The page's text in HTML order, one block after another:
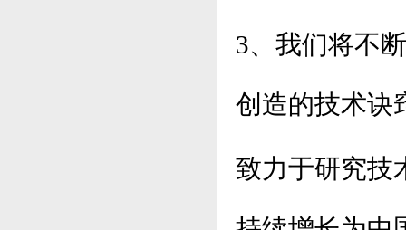
3、我们将不
创造的技术诀
致力于研究技